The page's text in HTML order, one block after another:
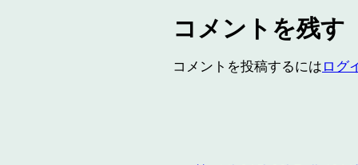
コメントを残す
コメントを投稿するにはログ